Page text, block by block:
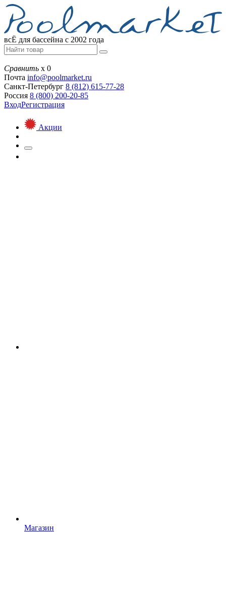
всЁ для бассейна с 2002 года
Сравнить х 0
Почта info@poolmarket.ru
Санкт-Петербург 8 (812) 615-77-28
Россия 8 (800) 200-20-85
ВходРегистрация
Акции
Магазин